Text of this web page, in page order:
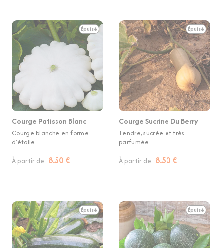
Épuisé
Courge Patisson Blanc
Courge blanche en forme
d'étoile
À partir de 8.50 €
Épuisé
Courge Sucrine Du Berry
Tendre, sucrée et très
parfumée
À partir de 8.50 €
Épuisé Épuisé